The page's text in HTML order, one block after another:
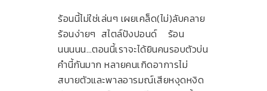
ร้อนนี้ไม่ใช่เล่นๆ เผยเคล็ด(ไม่)ลับคลาย
ร้อนง่ายๆ สไตล์ปังปอนด์ ร้อน
นนนนน…ตอนนี้เราจะได้ยินคนรอบตัวบ่น
คำนี้กันมาก หลายคนเกิดอาการไม่
สบายตัวและพาลอารมณ์เสียหงุดหงิด